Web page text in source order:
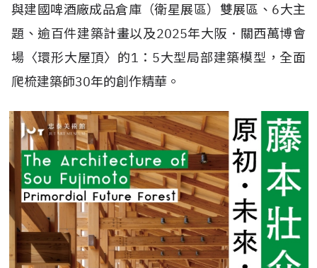
與建國啤酒廠成品倉庫（衛星展區）雙展區、6大主
題、逾百件建築計畫以及2025年大阪．關西萬博會
場〈環形大屋頂〉的1：5大型局部建築模型，全面
爬梳建築師30年的創作精華。